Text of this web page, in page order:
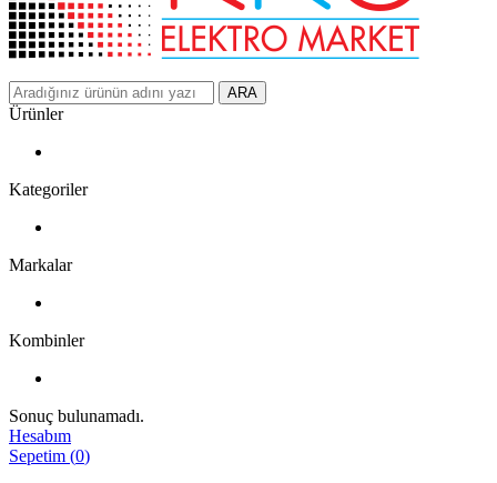
ARA
Ürünler
Kategoriler
Markalar
Kombinler
Sonuç bulunamadı.
Hesabım
Sepetim (0)